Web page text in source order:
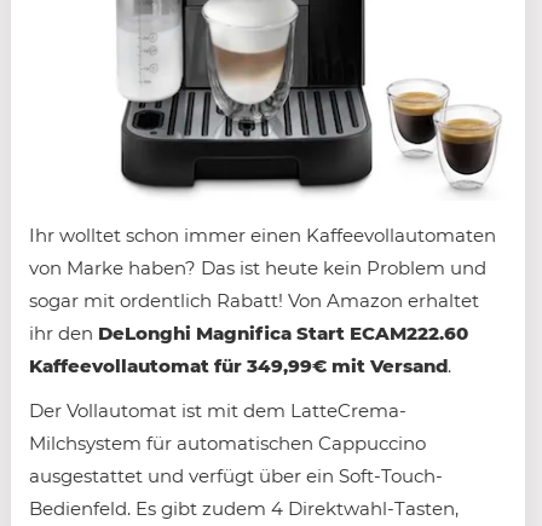
Ihr wolltet schon immer einen Kaffeevollautomaten
von Marke haben? Das ist heute kein Problem und
sogar mit ordentlich Rabatt! Von Amazon erhaltet
ihr den DeLonghi Magnifica Start ECAM222.60
Kaffeevollautomat für 349,99€ mit Versand.
Der Vollautomat ist mit dem LatteCrema-
Milchsystem für automatischen Cappuccino
ausgestattet und verfügt über ein Soft-Touch-
Bedienfeld. Es gibt zudem 4 Direktwahl-Tasten,